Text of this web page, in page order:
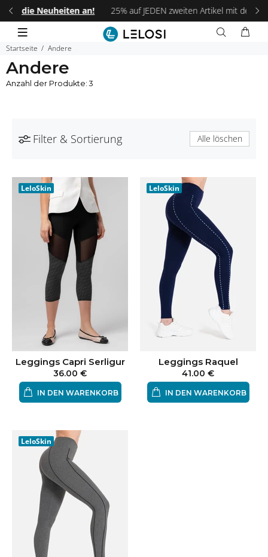
25% auf JEDEN zweiten Artikel mit dem Code:LELOSI25
Startseite Andere
Andere
Anzahl der Produkte: 3
Filter & Sortierung Alle löschen
LeloSkin
Leggings Capri Serligur
36.00 €
IN DEN WARENKORB
LeloSkin
Leggings Raquel
41.00 €
IN DEN WARENKORB
LeloSkin